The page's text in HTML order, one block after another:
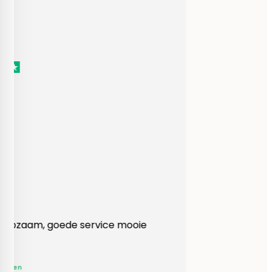
Heel behulpzaam, goede service mooie
Yvonne Claessen